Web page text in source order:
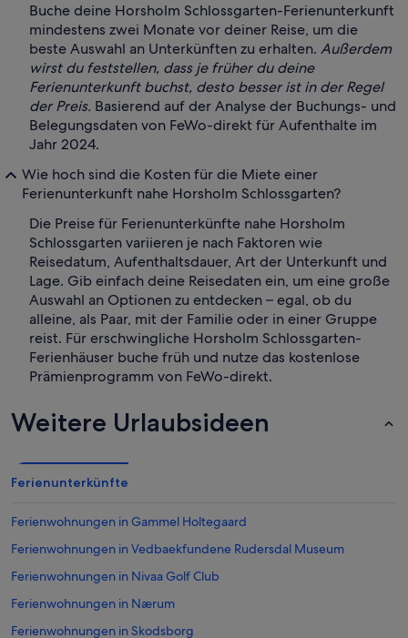
Buche deine Horsholm Schlossgarten-Ferienunterkunft
mindestens zwei Monate vor deiner Reise, um die
beste Auswahl an Unterkünften zu erhalten. Außerdem
wirst du feststellen, dass je früher du deine
Ferienunterkunft buchst, desto besser ist in der Regel
der Preis. Basierend auf der Analyse der Buchungs- und
Belegungsdaten von FeWo-direkt für Aufenthalte im
Jahr 2024.
Wie hoch sind die Kosten für die Miete einer
Ferienunterkunft nahe Horsholm Schlossgarten?
Die Preise für Ferienunterkünfte nahe Horsholm
Schlossgarten variieren je nach Faktoren wie
Reisedatum, Aufenthaltsdauer, Art der Unterkunft und
Lage. Gib einfach deine Reisedaten ein, um eine große
Auswahl an Optionen zu entdecken – egal, ob du
alleine, als Paar, mit der Familie oder in einer Gruppe
reist. Für erschwingliche Horsholm Schlossgarten-
Ferienhäuser buche früh und nutze das kostenlose
Prämienprogramm von FeWo-direkt.
Weitere Urlaubsideen
Ferienunterkünfte
Ferienwohnungen in Gammel Holtegaard
Ferienwohnungen in Vedbaekfundene Rudersdal Museum
Ferienwohnungen in Nivaa Golf Club
Ferienwohnungen in Nærum
Ferienwohnungen in Skodsborg